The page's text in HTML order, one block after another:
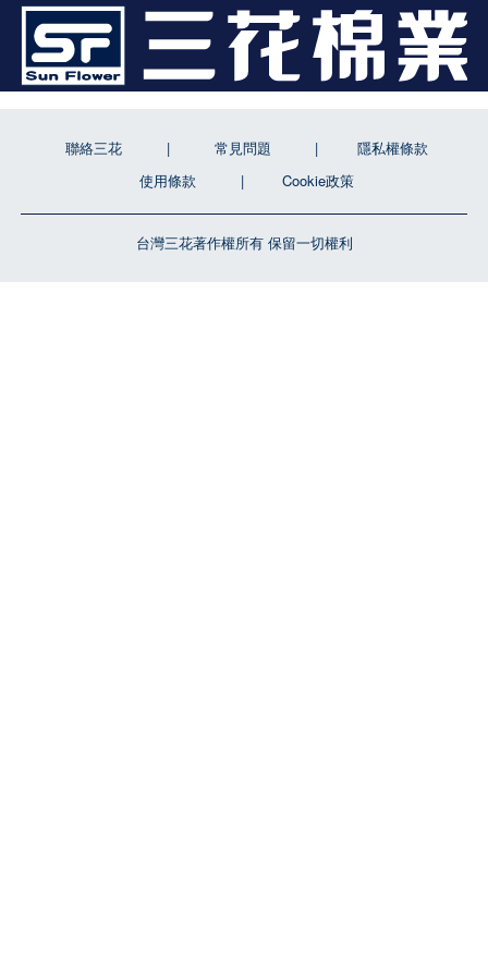
台灣三花著作權所有 保留一切權利
聯絡三花 常見問題
隱私權條款
使用條款
Cookie政策